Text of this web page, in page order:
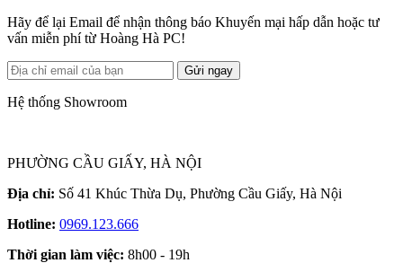
Hãy để lại Email để nhận thông báo Khuyến mại hấp dẫn hoặc tư
vấn miễn phí từ Hoàng Hà PC!
Gửi ngay
Hệ thống Showroom
PHƯỜNG CẦU GIẤY, HÀ NỘI
Địa chỉ: Số 41 Khúc Thừa Dụ, Phường Cầu Giấy, Hà Nội
Hotline: 0969.123.666
Thời gian làm việc: 8h00 - 19h